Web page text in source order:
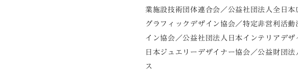
業施設技術団体連合会／公益社団法人全日
グラフィックデザイン協会／特定非営利活
イン協会／公益社団法人日本インテリアデ
日本ジュエリーデザイナー協会／公益財団
ス